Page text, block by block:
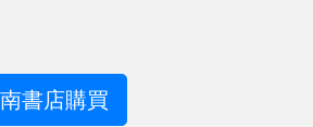
書店購買